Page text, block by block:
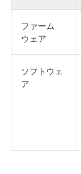
ファーム
ウェア
ソフトウェ
ア